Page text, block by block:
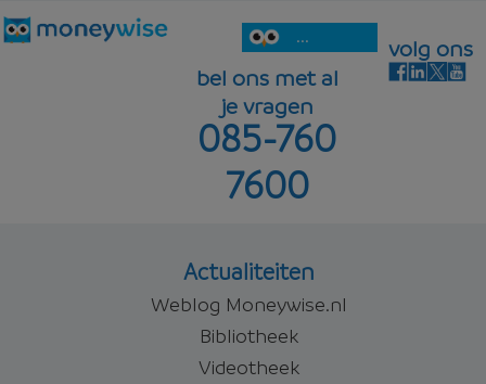
...
bel ons met al
je vragen
085-760
7600
volg ons
Actualiteiten
Weblog Moneywise.nl
Bibliotheek
Videotheek